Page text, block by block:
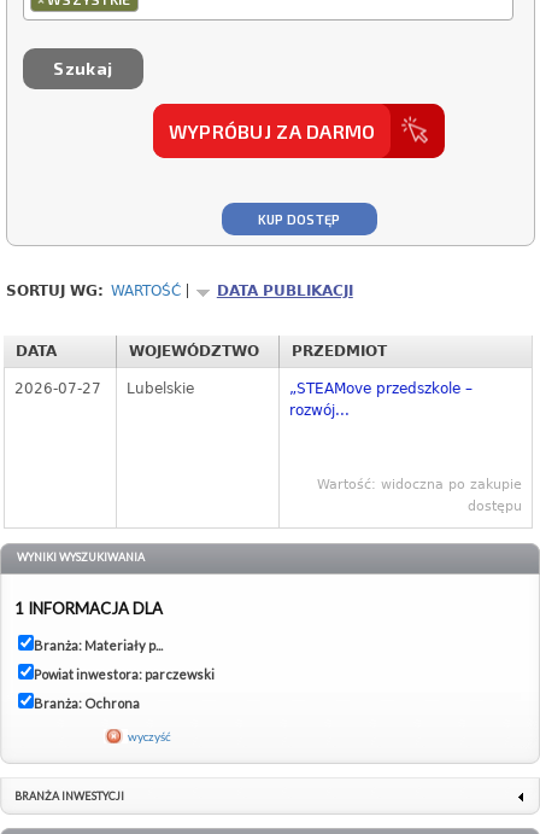
WYPRÓBUJ ZA DARMO
KUP DOSTĘP
SORTUJ WG: WARTOŚĆ DATA PUBLIKACJI
DATA WOJEWÓDZTWO PRZEDMIOT
2026-07-27 Lubelskie
„STEAMove przedszkole –
rozwój...
Wartość: widoczna po zakupie
dostępu
WYNIKI WYSZUKIWANIA
1 INFORMACJA DLA
Branża: Materiały p...
Powiat inwestora: parczewski
Branża: Ochrona
wyczyść
BRANŻA INWESTYCJI